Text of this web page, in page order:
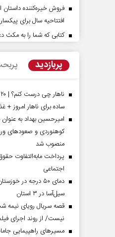
افتتاحیه سال برای پیکسار
کتابی که شما را به مکث
پربازدید
ساده برای ناهار امروز
امیرحسین بهداد به
کوهنوردی و صعودهای
منصوب شد
پرداخت مابه‌التفاوت
اجتماعی
دمای ۵۰ درجه در
سیل‌آسا در ۳ استان
قصه سریال رویای نیمه
نیست/ از روند اجرای
مسیر‌های راهپیمایی
صفحات نخست روزنامه